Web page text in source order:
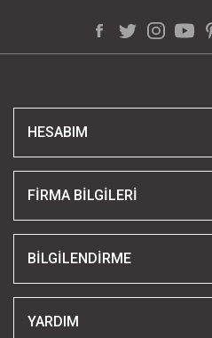
HESABIM
FİRMA BİLGİLERİ
BİLGİLENDİRME
YARDIM